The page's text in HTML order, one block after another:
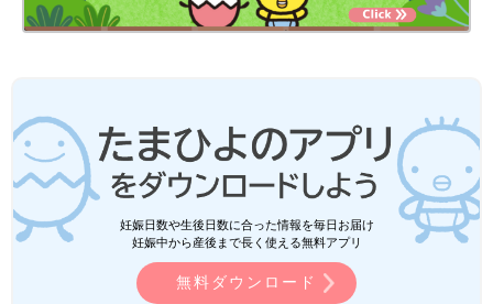
妊娠日数や生後日数に合った情報を毎日お届け
妊娠中から産後まで長く使える無料アプリ
無料ダウンロード